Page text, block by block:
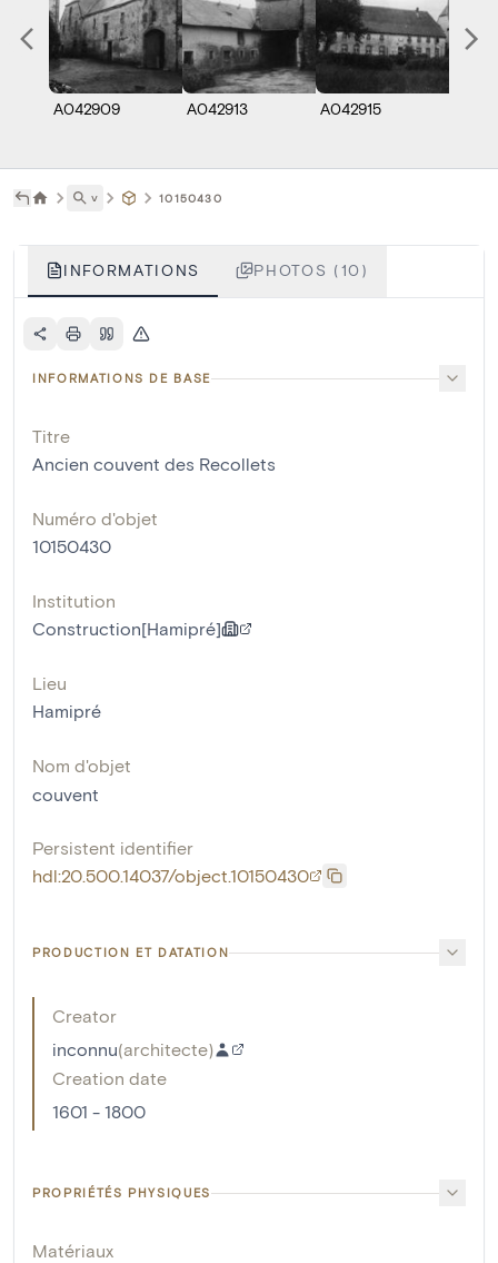
A042909 A042913 A042915
˅ 10150430
INFORMATIONS PHOTOS (10)
INFORMATIONS DE BASE
Titre
Ancien couvent des Recollets
Numéro d'objet
10150430
Institution
Construction[Hamipré]
Lieu
Hamipré
Nom d'objet
couvent
Persistent identifier
hdl:20.500.14037/object.10150430
PRODUCTION ET DATATION
Creator
inconnu(architecte)
Creation date
1601 - 1800
PROPRIÉTÉS PHYSIQUES
Matériaux